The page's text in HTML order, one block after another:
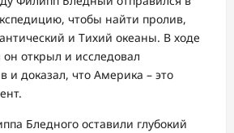
чтобы найти пролив,
и Тихий океаны. В ходе
он открыл и исследовал
и доказал, что Америка – это
Бледного оставили глубокий